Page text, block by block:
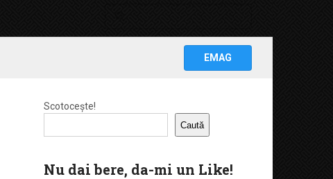
EMAG
Scotocește!
Caută
Nu dai bere, da-mi un Like!